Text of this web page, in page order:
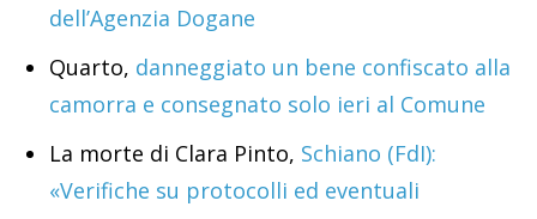
dell’Agenzia Dogane
Quarto, danneggiato un bene confiscato alla
camorra e consegnato solo ieri al Comune
La morte di Clara Pinto, Schiano (FdI):
«Verifiche su protocolli ed eventuali